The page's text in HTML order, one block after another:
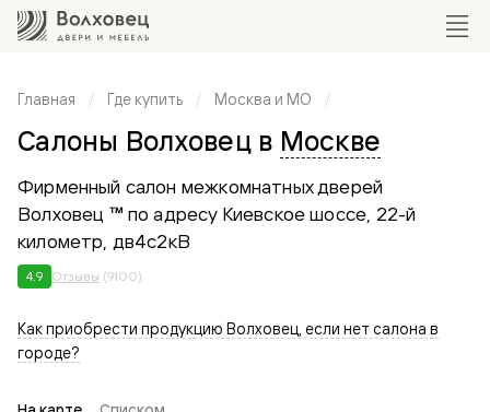
Главная Где купить Москва и МО
Салоны Волховец в Москве
Фирменный салон межкомнатных дверей
Волховец ™ по адресу Киевское шоссе, 22-й
километр, дв4с2кВ
4.9 Отзывы (9100)
Как приобрести продукцию Волховец, если нет салона в
городе?